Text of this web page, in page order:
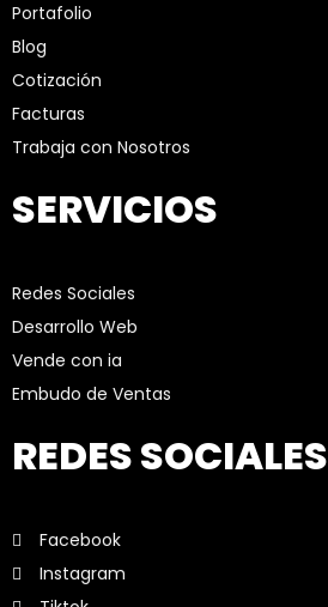
Portafolio
Blog
Cotización
Facturas
Trabaja con Nosotros
SERVICIOS
Redes Sociales
Desarrollo Web
Vende con ia
Embudo de Ventas
REDES SOCIALES
Facebook
Instagram